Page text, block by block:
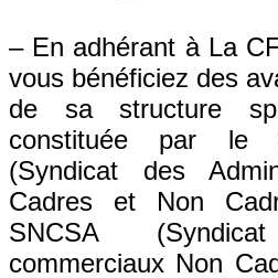
– En adhérant à La
vous bénéficiez des
de sa structure
constituée par le
(Syndicat des
Cadres et Non
SNCSA
commerciaux Non